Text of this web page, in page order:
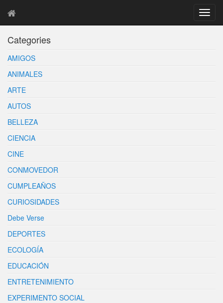
T
o
Categories
AMIGOS
ANIMALES
ARTE
AUTOS
BELLEZA
CIENCIA
CINE
CONMOVEDOR
CUMPLEAÑOS
CURIOSIDADES
Debe Verse
DEPORTES
ECOLOGÍA
EDUCACIÓN
ENTRETENIMIENTO
EXPERIMENTO SOCIAL